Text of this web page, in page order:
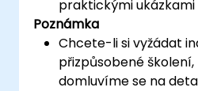
praktickými ukázkami
Poznámka
Chcete-li si vyžádat
přizpůsobené
domluvíme se na